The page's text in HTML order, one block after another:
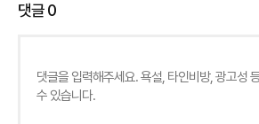
댓글0